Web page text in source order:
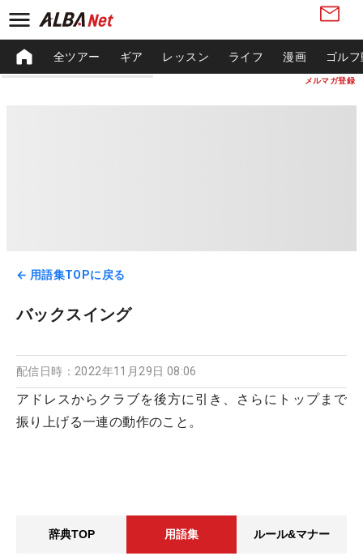
メルマガ登録
全ツアー ギア レッスン ライフ 漫画 ゴル
← 用語集TOPに戻る
バックスイング
配信日時： 2022年11月29日 08:06
アドレスからクラブを後方に引き、さらにトップまで
振り上げる一連の動作のこと。
辞典TOP 用語集 ルール&マナー